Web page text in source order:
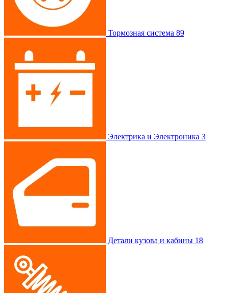
Тормозная система 89
Электрика и Электроника 3
Детали кузова и кабины 18